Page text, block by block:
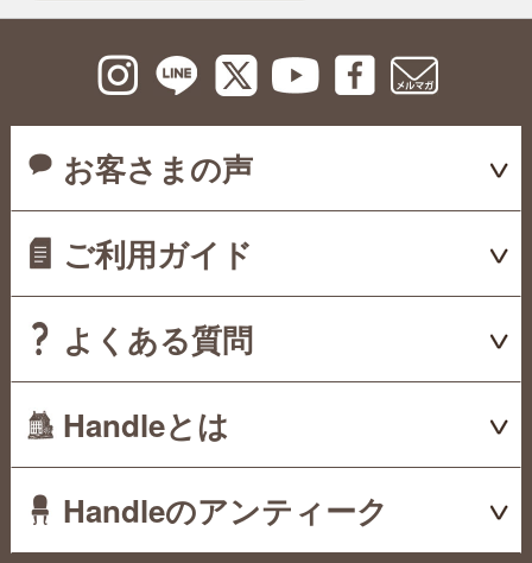
お客さまの声
ご利用ガイド
よくある質問
Handleとは
Handleのアンティーク